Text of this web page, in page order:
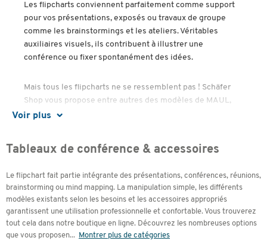
Voir plus
Les flipcharts conviennent parfaitement comme support
pour vos présentations, exposés ou travaux de groupe
comme les brainstormings et les ateliers. Véritables
auxiliaires visuels, ils contribuent à illustrer une
conférence ou fixer spontanément des idées.
Mais tous les flipcharts ne se ressemblent pas ! Schäfer
Shop vous propose entre autres des modèles de MAUL,
Magnetoplan, Legamaster ou Franken avec diverses
d'affichage et différents accessoires.
Mais, quel est le flipchart qui correspond le mieux à vos
exigences personnelles ?
Sommaire :
Tableaux de conférence & accessoires
Le flipchart fait partie intégrante des présentations, conférences, réunions,
brainstorming ou mind mapping. La manipulation simple, les différents
modèles existants selon les besoins et les accessoires appropriés
garantissent une utilisation professionnelle et confortable. Vous trouverez
tout cela dans notre boutique en ligne. Découvrez les nombreuses options
que vous proposen... Montrer plus de catégories